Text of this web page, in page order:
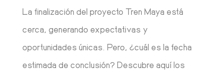
La finalización del proyecto Tren Maya está
cerca, generando expectativas y
oportunidades únicas. Pero, ¿cuál es la fecha
estimada de conclusión? Descubre aquí los